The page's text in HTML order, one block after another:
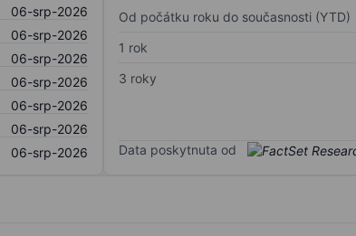
06-srp-2026
06-srp-2026
06-srp-2026
06-srp-2026
06-srp-2026
06-srp-2026
06-srp-2026
Od počátku roku do současnosti (YTD)
1 rok
3 roky
Data poskytnuta od